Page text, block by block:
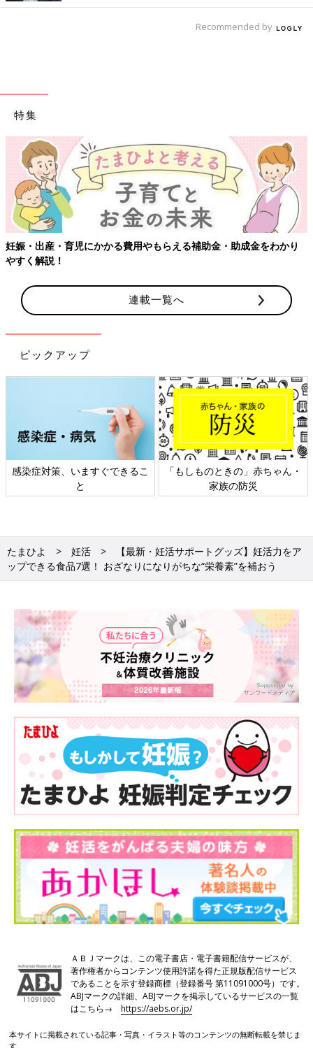
Recommended by
特集
もらえる補助金・助成金をわかり
【ワクチン接種できるものも
連載一覧へ
ピックアップ
きるこ
「もしものときの」赤ちゃん・
日本外来小児科学会リ
ト検討会
たまひよ 妊活
【最新・妊活サポートグッズ】妊活力をア
ップできる食品7選！ おざなりになりがちな“栄養素”を補おう
ＡＢＪマークは、この電子書店・電子書籍配信サービスが、
著作権者からコンテンツ使用許諾を得た正規版配信サービス
であることを示す登録商標（登録番号 第11091000号）です。
ABJマークの詳細、ABJマークを掲示しているサービスの一覧
はこちら→https://aebs.or.jp/
本サイトに掲載されている記事・写真・イラスト等のコンテンツの無断転載を禁じま
す。